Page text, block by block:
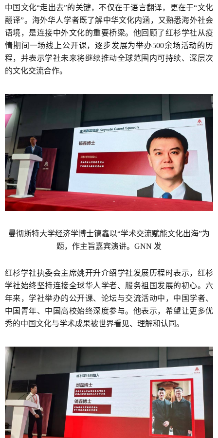
中国文化“走出去”的关键，不仅在于语言翻译，更在于“文化
翻译”。海外华人学者既了解中华文化内涵，又熟悉海外社会
语境，是连接中外文化的重要桥梁。他回顾了红杉学社从疫
情期间一场线上公开课，逐步发展为举办500余场活动的历
程，并表示学社未来将继续推动全球范围内可持续、深层次
的文化交流合作。
曼彻斯特大学经济学博士镐鑫以“学术交流赋能文化出海”为
题，作主旨嘉宾演讲。GNN 发
红杉学社执委会主席姚开升介绍学社发展历程时表示，红杉
学社始终坚持连接全球华人学者、服务祖国发展的初心。六
年来，学社举办的公开课、论坛与交流活动中，中国学者、
中国青年、中国高校始终深度参与。他表示，希望让更多优
秀的中国文化与学术成果被世界看见、理解和认同。